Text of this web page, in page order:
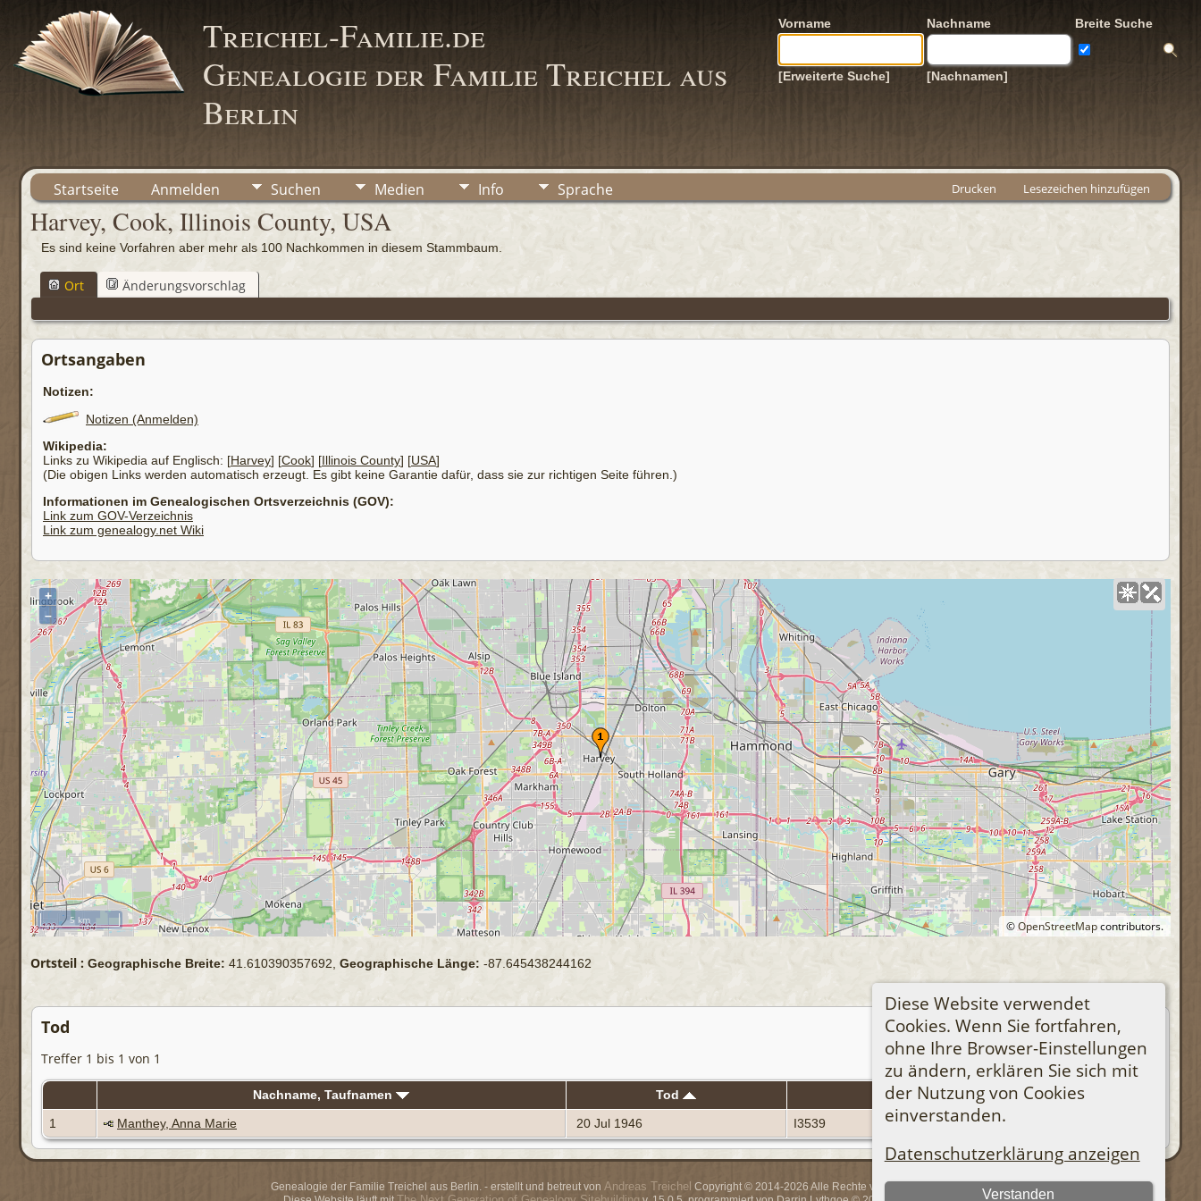
Treichel-Familie.de
Genealogie der Familie Treichel aus
Berlin
Vorname Nachname Breite Suche
[Erweiterte Suche] [Nachnamen]
Startseite Anmelden Suchen Medien Info Sprache Drucken Lesezeichen hinzufügen
Diese Website verwendet
Cookies. Wenn Sie fortfahren,
ohne Ihre Browser-Einstellungen
zu ändern, erklären Sie sich mit
der Nutzung von Cookies
einverstanden.
Datenschutzerklärung anzeigen
Verstanden
Harvey, Cook, Illinois County, USA
Es sind keine Vorfahren aber mehr als 100 Nachkommen in diesem Stammbaum.
Ort Änderungsvorschlag
Ortsangaben
Notizen:
Notizen (Anmelden)
Wikipedia:
Links zu Wikipedia auf Englisch: [Harvey] [Cook] [Illinois County] [USA]
(Die obigen Links werden automatisch erzeugt. Es gibt keine Garantie dafür, dass sie zur richtigen Seite führen.)
Informationen im Genealogischen Ortsverzeichnis (GOV):
Link zum GOV-Verzeichnis
Link zum genealogy.net Wiki
+
–
©OpenStreetMapcontributors.
5 km
Ortsteil : Geographische Breite: 41.610390357692, Geographische Länge: -87.645438244162
Tod
Treffer 1 bis 1 von 1
Nachname, Taufnamen Tod
Personen-Kennung
1
Manthey, Anna Marie 20 Jul 1946 I3539
Genealogie der Familie Treichel aus Berlin. - erstellt und betreut von Andreas Treichel Copyright © 2014-2026 Alle Rechte vorbehalten.